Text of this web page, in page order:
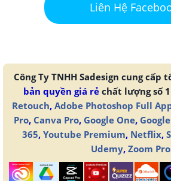
Liên Hệ
Công Ty TNHH Sadesign cung cấp
bản quyền giá rẻchất lượng số
Retouch, Adobe Photoshop Full
Pro, Canva Pro, Google One,
365, Youtube Premium, Netflix,
Udemy, Zoom Pro